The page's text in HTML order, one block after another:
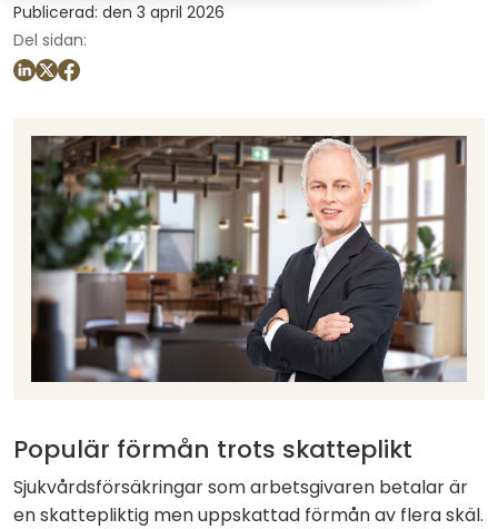
Publicerad: den 3 april 2026
Del sidan:
Populär förmån trots skatteplikt
Sjukvårdsförsäkringar som arbetsgivaren betalar är
en skattepliktig men uppskattad förmån av flera skäl.